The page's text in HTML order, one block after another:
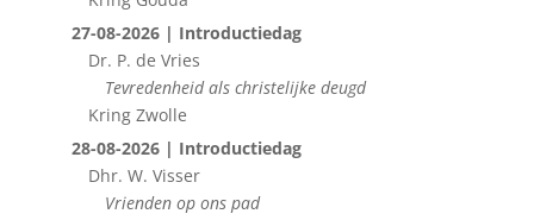
27-08-2026 | Introductiedag
Dr. P. de Vries
Tevredenheid als christelijke deugd
Kring Zwolle
28-08-2026 | Introductiedag
Dhr. W. Visser
Vrienden op ons pad